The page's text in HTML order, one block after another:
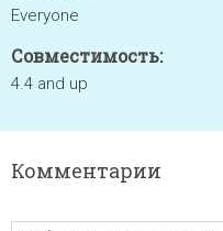
Everyone
Совместимость:
4.4 and up
Комментарии